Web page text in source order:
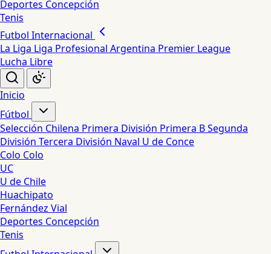
Deportes Concepción
Tenis
Futbol Internacional
La Liga Liga Profesional Argentina Premier League
Lucha Libre
Inicio
Fútbol
Selección Chilena Primera División Primera BSegunda
División Tercera División Naval U de Conce
Colo Colo
UC
U de Chile
Huachipato
Fernández Vial
Deportes Concepción
Tenis